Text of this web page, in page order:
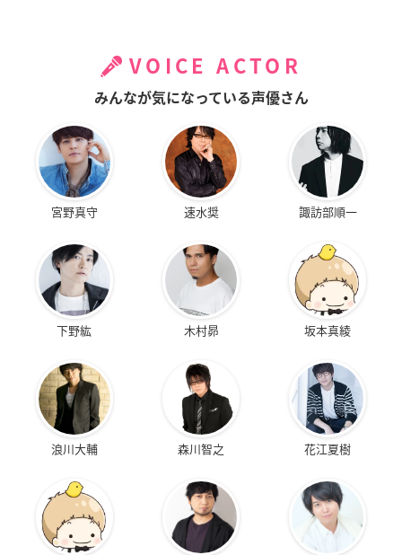
VOICE ACTOR
みんなが気になっている声優さん
宮野真守 速水奨 諏訪部順一
下野紘 木村昴 坂本真綾
浪川大輔 森川智之 花江夏樹